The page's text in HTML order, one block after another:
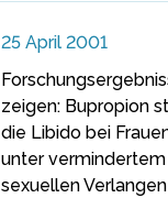
25 April 2001
zeigen: Bupropion
die Libido bei
unter vermindertem
sexuellen